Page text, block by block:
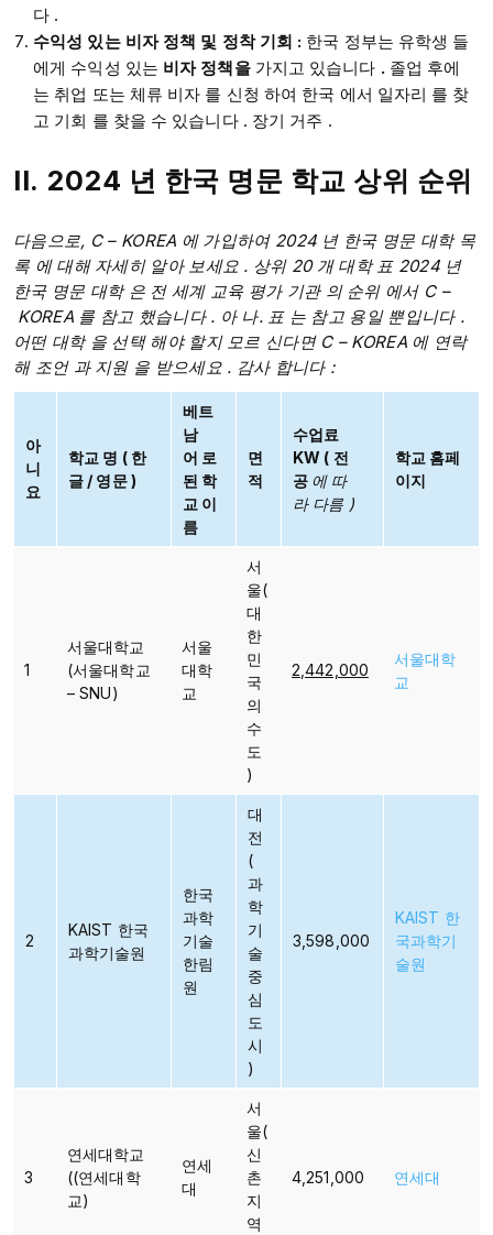
다 .
수익성 있는 비자 정책 및 정착 기회 : 한국 정부는 유학생 들
에게 수익성 있는 비자 정책을 가지고 있습니다 . 졸업 후에
는 취업 또는 체류 비자 를 신청 하여 한국 에서 일자리 를 찾
고 기회 를 찾을 수 있습니다 . ​장기 거주 .​​​
II. 2024 년 한국 명문 학교 상위 순위
다음으로, C – KOREA 에 가입하여 2024 년 한국 명문 대학 목
록 에 대해 자세히 알아 보세요 . 상위 20 개 대학 표 2024 년
한국 명문 대학 은 전 세계 교육 평가 기관 의 순위 에서 C –
KOREA 를 참고 했습니다 . 아 나. 표 는 참고 용일 뿐입니다 .​
어떤 대학 을 선택 해야 할지 모르 신다면 C – KOREA 에 연락
해 조언 과 지원 을 받으세요 . 감사 합니다 :​
아
니
요
학교 명 ( 한
글 / 영문)
베트
남
어 로
된 학
교 이
름
면
적
수업료
KW ( 전
공 에 따
라 다름 )
학교 홈페
이지
1
서울대학교
(서울대학교
– SNU)
서울
대학
교​
서
울(
대
한
민
국
의
수
도
)
2,442,000
서울대학
교
2
KAIST 한국
과학기술원
한국
과학
기술
한림
원​​
대
전
(
과
학
기
술
중
심
도
시
)​​
3,598,000
KAIST 한
국과학기
술원
3
연세대학교
((연세대학
교)
연세
대​
서
울(
신
촌
지
역
4,251,000 연세대